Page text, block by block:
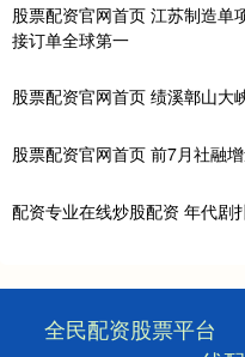
股票配资官网首页 江苏制造单
接订单全球第一
股票配资官网首页 绩溪鄣山大
股票配资官网首页 前7月社融
配资专业在线炒股配资 年代剧
全民配资股票平台